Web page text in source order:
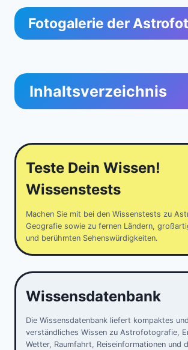
Fotogalerie der
Inhaltsverzeichnis
Teste Dein Wissen!
Wissenstests
Machen Sie mit bei den Wissenstests zu
Geografie sowie zu fernen Ländern,
und berühmten Sehenswürdigkeiten.
Wissensdatenbank
Die Wissensdatenbank liefert kompaktes und
verständliches Wissen zu Astrofotografie,
Wetter, Raumfahrt, Reiseinformationen und